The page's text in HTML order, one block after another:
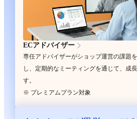
ECアドバイザー
専任アドバイザーがショップ運営の課題
し、定期的なミーティングを通じて、成
す。
※ プレミアムプラン対象